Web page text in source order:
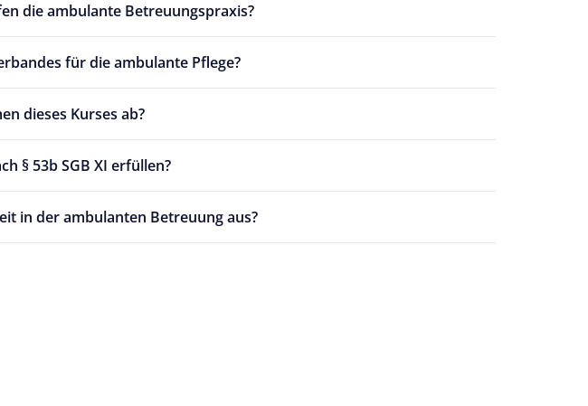
die ambulante Betreuungspraxis?
für die ambulante Pflege?
dieses Kurses ab?
§ 53b SGB XI erfüllen?
in der ambulanten Betreuung aus?